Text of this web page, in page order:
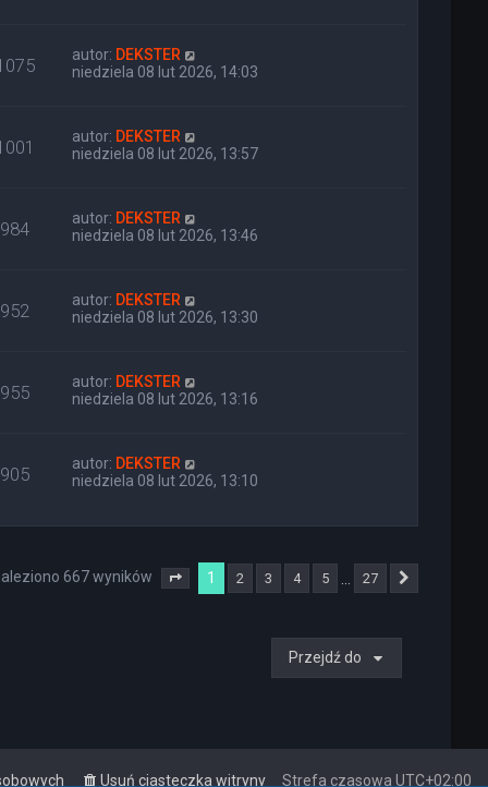
autor: DEKSTER
niedziela 08 lut 2026, 14:03
autor: DEKSTER
niedziela 08 lut 2026, 13:57
984 autor: DEKSTER
niedziela 08 lut 2026, 13:46
952 autor: DEKSTER
niedziela 08 lut 2026, 13:30
955 autor: DEKSTER
niedziela 08 lut 2026, 13:16
905 autor: DEKSTER
niedziela 08 lut 2026, 13:10
667 wyników Strona 1z 27
1 2 3 4 5 27
Przejdź do
Strefa czasowa UTC+02:00
Usuń ciasteczka witryny